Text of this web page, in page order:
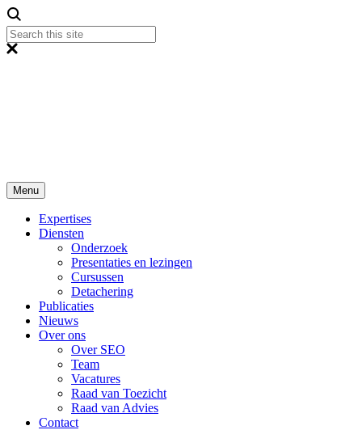
Menu
Expertises
Diensten
Onderzoek
Presentaties en lezingen
Cursussen
Detachering
Publicaties
Nieuws
Over ons
Over SEO
Team
Vacatures
Raad van Toezicht
Raad van Advies
Contact